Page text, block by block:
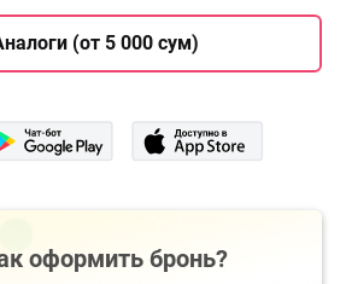
(от 5 000 сум)
оформить бронь?